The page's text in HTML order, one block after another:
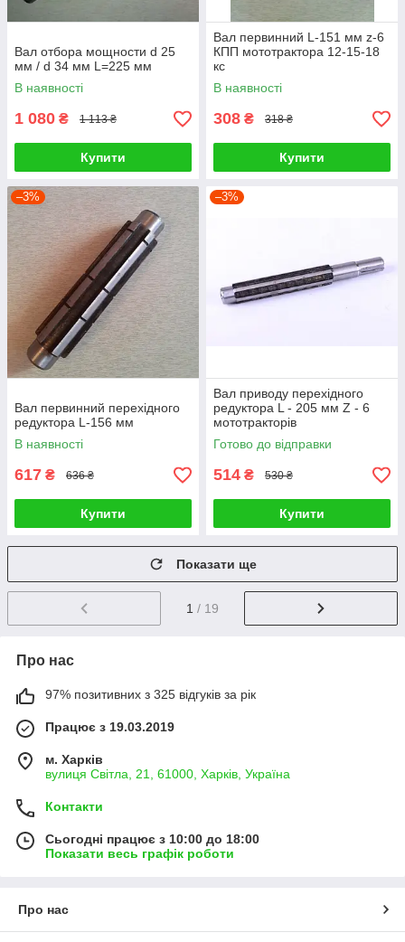
Вал отбора мощности d 25
мм / d 34 мм L=225 мм
В наявності
1 080 ₴ 1 113 ₴
Купити
Вал первинний L-151 мм z-6
КПП мототрактора 12-15-18
кс
В наявності
308 ₴ 318 ₴
Купити
–3%
Вал первинний перехідного
редуктора L-156 мм
В наявності
617 ₴ 636 ₴
Купити
–3%
Вал приводу перехідного
редуктора L - 205 мм Z - 6
мототракторів
Готово до відправки
514 ₴ 530 ₴
Купити
Показати ще
1 / 19
Про нас
97% позитивних з 325 відгуків за рік
Працює з 19.03.2019
м. Харків
вулиця Світла, 21, 61000, Харків, Україна
Контакти
Сьогодні працює з 10:00 до 18:00
Показати весь графік роботи
Про нас